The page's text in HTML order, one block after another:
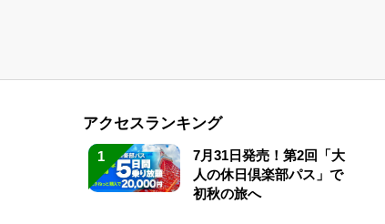
アクセスランキング
1
7月31日発売！第2回「大
人の休日倶楽部パス」で
初秋の旅へ